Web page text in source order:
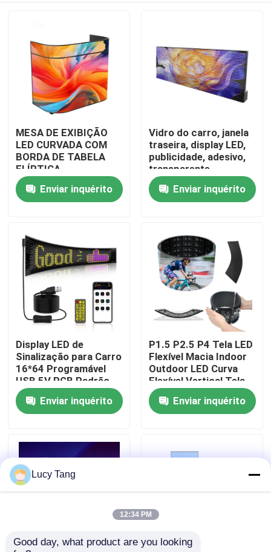
Para casa
Produtos
Vídeos
Espetáculo VR
Sobre nós
Visita à fábrica
Contacte-nos
Solicite um orçamento
MESA DE EXIBIÇÃO
LED CURVADA COM
BORDA DE TABELA
ELÍPTICA
Enviar inquérito
Vidro do carro, janela
traseira, display LED,
publicidade, adesivo,
transparente,
colorido, Wi-Fi, 4G,
painel de exibição,
janela traseira de táxi
Enviar inquérito
Display LED de
Sinalização para Carro
16*64 Programável
USB 5V RGB Padrão
Animação Texto DIY
Painel Rolante
Controle Remoto Tela
Enviar inquérito
P1.5 P2.5 P4 Tela LED
Flexível Macia Indoor
Outdoor LED Curva
Flexível Vertical Tela
de Exibição de
AnúnciosEnviar inquérito
Lucy Tang
12:34 PM
Good day, what product are you looking